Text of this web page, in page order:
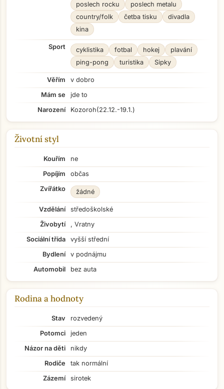
poslech rocku
poslech metalu
country/folk
četba tisku
divadla
kina
Sport cyklistika fotbal hokej
plavání
ping-pong
turistika Sipky
Věřím
v dobro
Mám se
jde to
Narození
Kozoroh(22.12.-19.1.)
Životní styl
Kouřím
ne
Popíjím
občas
Zvířátko
žádné
Vzdělání
středoškolské
Živobytí
, Vratny
Sociální třída
vyšší střední
Bydlení
v podnájmu
Automobil
bez auta
Rodina a hodnoty
Stav
rozvedený
Potomci
jeden
Názor na děti
nikdy
Rodiče
tak normální
Zázemí
sirotek